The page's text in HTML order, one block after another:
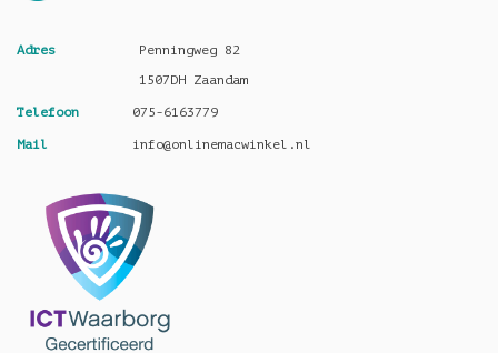
Adres
Penningweg 82
1507DH Zaandam
Telefoon 075-6163779
Mail info@onlinemacwinkel.nl